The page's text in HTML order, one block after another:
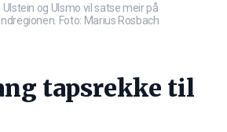
Ulstein og Ulsmo vil satse meir på
Foto: Marius Rosbach
tapsrekke til